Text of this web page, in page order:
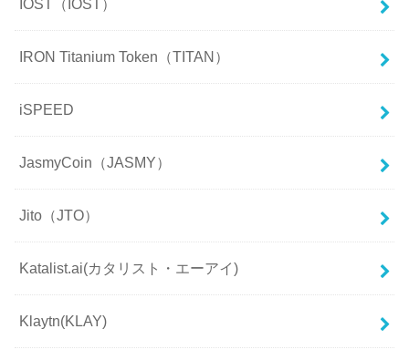
IOST（IOST）
IRON Titanium Token（TITAN）
iSPEED
JasmyCoin（JASMY）
Jito（JTO）
Katalist.ai(カタリスト・エーアイ)
Klaytn(KLAY)